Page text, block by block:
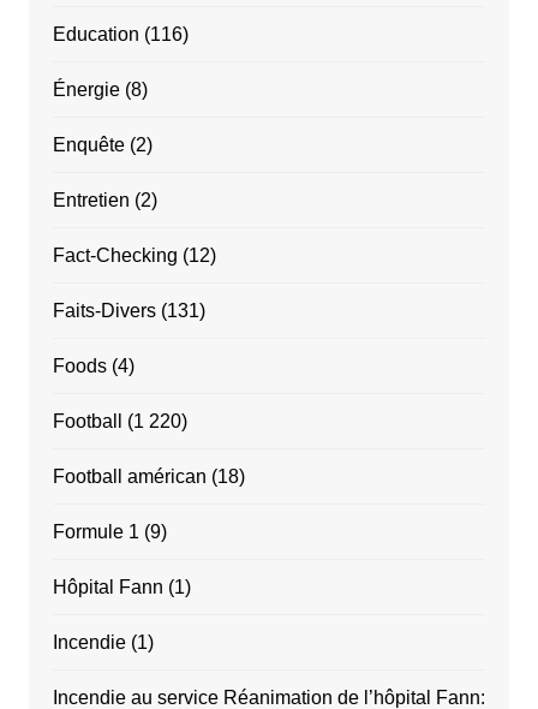
Education (116)
Énergie(8)
Enquête(2)
Entretien (2)
Fact-Checking (12)
Faits-Divers(131)
Foods(4)
Football (1 220)
Football américan (18)
Formule 1 (9)
Hôpital Fann (1)
Incendie(1)
Incendie au service Réanimation de l’hôpital Fann: